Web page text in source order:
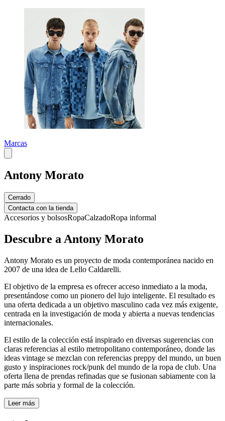
Marcas
Antony Morato
Cerrado
Contacta con la tienda
Accesorios y bolsosRopaCalzadoRopa informal
Descubre a Antony Morato
Antony Morato es un proyecto de moda contemporánea nacido en
2007 de una idea de Lello Caldarelli.
El objetivo de la empresa es ofrecer acceso inmediato a la moda,
presentándose como un pionero del lujo inteligente. El resultado es
una oferta dedicada a un objetivo masculino cada vez más exigente,
centrada en la investigación de moda y abierta a nuevas tendencias
internacionales.
El estilo de la colección está inspirado en diversas sugerencias con
claras referencias al estilo metropolitano contemporáneo, donde las
ideas vintage se mezclan con referencias preppy del mundo, un buen
gusto y inspiraciones rock/punk del mundo de la ropa de club. Una
oferta llena de prendas refinadas que se fusionan sabiamente con la
parte más sobria y formal de la colección.
Leer más